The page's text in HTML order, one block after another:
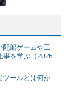
配船ゲームや工
事を学ぶ（2026
ツールとは何か